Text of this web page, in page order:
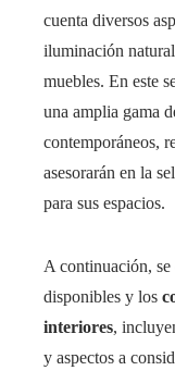
cuenta diversos
iluminación
muebles. En este
una amplia gama
contemporáneos,
asesorarán en la
para sus espacios.
A continuación, se
disponibles y los
interiores,
y aspectos a